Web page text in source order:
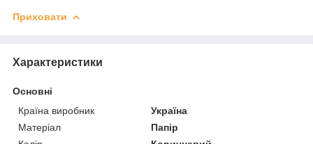
Приховати
Характеристики
Основні
Країна виробник
Україна
Матеріал
Папір